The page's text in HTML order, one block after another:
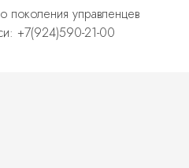
поколения управленцев
+7(924)590-21-00